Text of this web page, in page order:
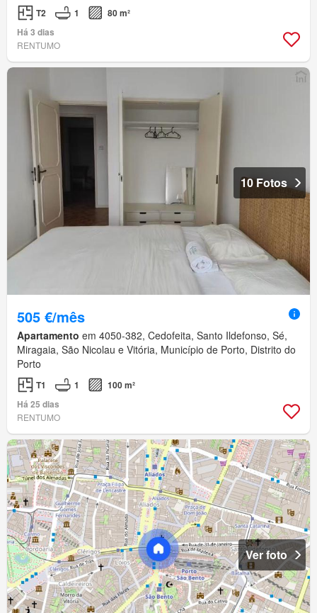
T2 1
80 m²
Há 3 dias
RENTUMO
10 Fotos
505 €/mês
Apartamento em 4050-382, Cedofeita, Santo Ildefonso, Sé,
Miragaia, São Nicolau e Vitória, Município de Porto, Distrito do
Porto
T1 1
100 m²
Há 25 dias
RENTUMO
Ver foto